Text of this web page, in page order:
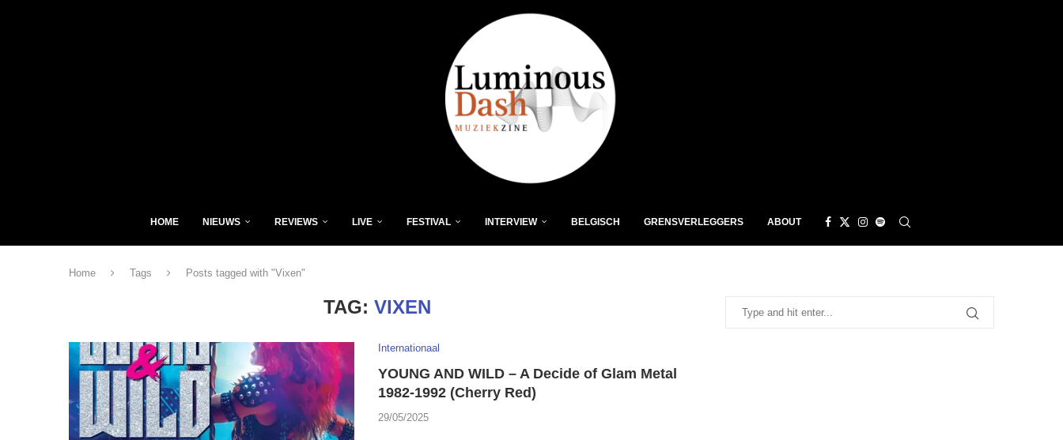
HOME NIEUWS REVIEWS LIVE FESTIVAL INTERVIEW BELGISCH GRENSVERLEGGERS ABOUT
Home Tags Posts tagged with "Vixen"
TAG: VIXEN
Internationaal
YOUNG AND WILD – A Decide of Glam Metal
1982-1992 (Cherry Red)
29/05/2025